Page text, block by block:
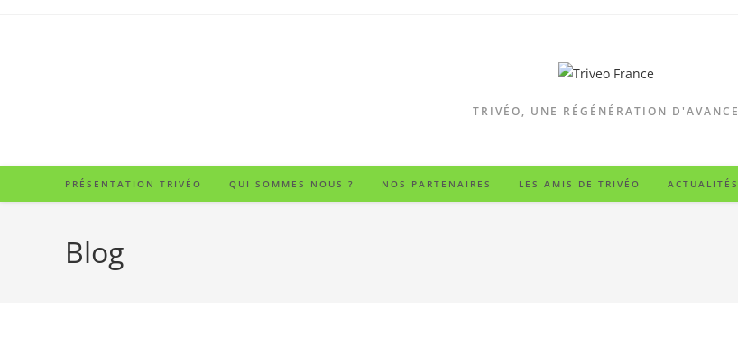
TRIVÉO, UNE RÉGÉNÉRATION D'AVANCE
PRÉSENTATION TRIVÉO QUI SOMMES NOUS ? NOS PARTENAIRES LES AMIS DE TRIVÉO ACTUALITÉS
Blog